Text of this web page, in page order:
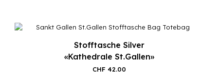
Stofftasche Silver
«Kathedrale St.Gallen»
CHF 42.00